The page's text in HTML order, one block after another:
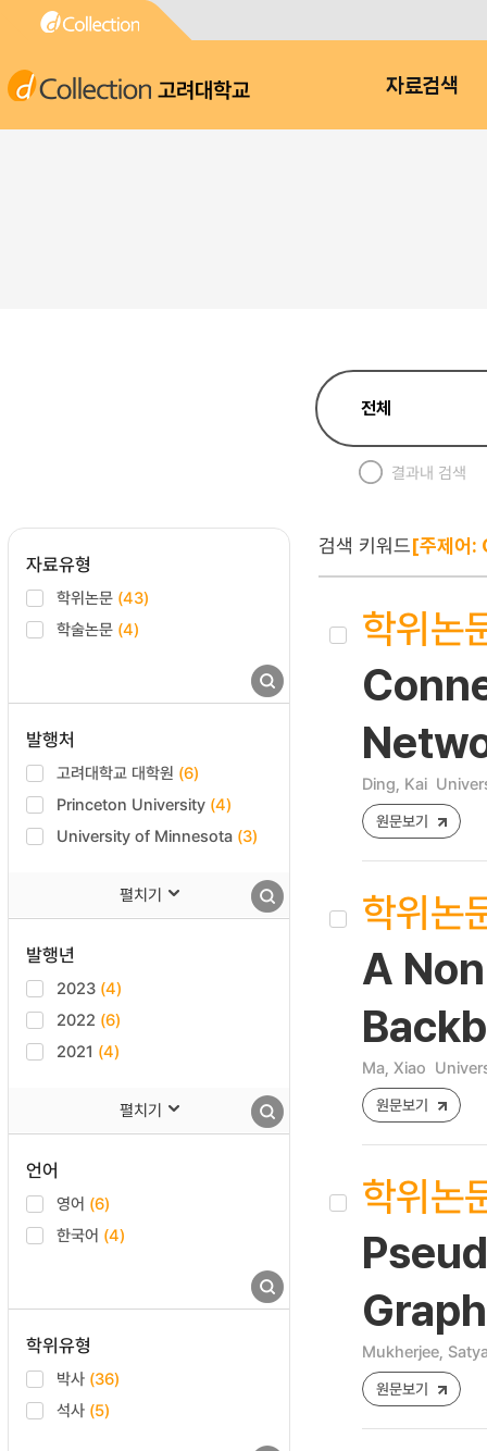
고려대학교 자료검색
결과내 검색
자료유형
학위논문 (43)
학술논문 (4)
발행처
고려대학교 대학원 (6)
Princeton University (4)
University of Minnesota (3)
펼치기
발행년
2023 (4)
2022 (6)
2021 (4)
펼치기
언어
영어 (6)
한국어 (4)
학위유형
박사 (36)
석사 (5)
검색 키워드[주제어
학위논
Ding, Kai
원문보기
학위논
A
Ma, Xiao
원문보기
학위논
Mukherjee,
원문보기